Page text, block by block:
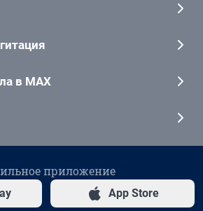
в MAX
приложение
App Store